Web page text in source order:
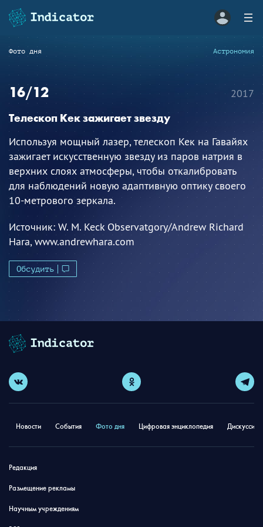
Фото дня Астрономия
16/12
Телескоп Кек зажигает звезду
Используя мощный лазер, телескоп Keк на Гавайях
зажигает искусственную звезду из паров натрия в
верхних слоях атмосферы, чтобы откалибровать
для наблюдений новую адаптивную оптику своего
10-метрового зеркала.
Источник:W. M. Keck Observatgory/Andrew Richard
Hara, www.andrewhara.com
Обсудить
2017
Новости События Фото дня Цифровая энциклопедия
Редакция
Размещение рекламы
Научным учреждениям